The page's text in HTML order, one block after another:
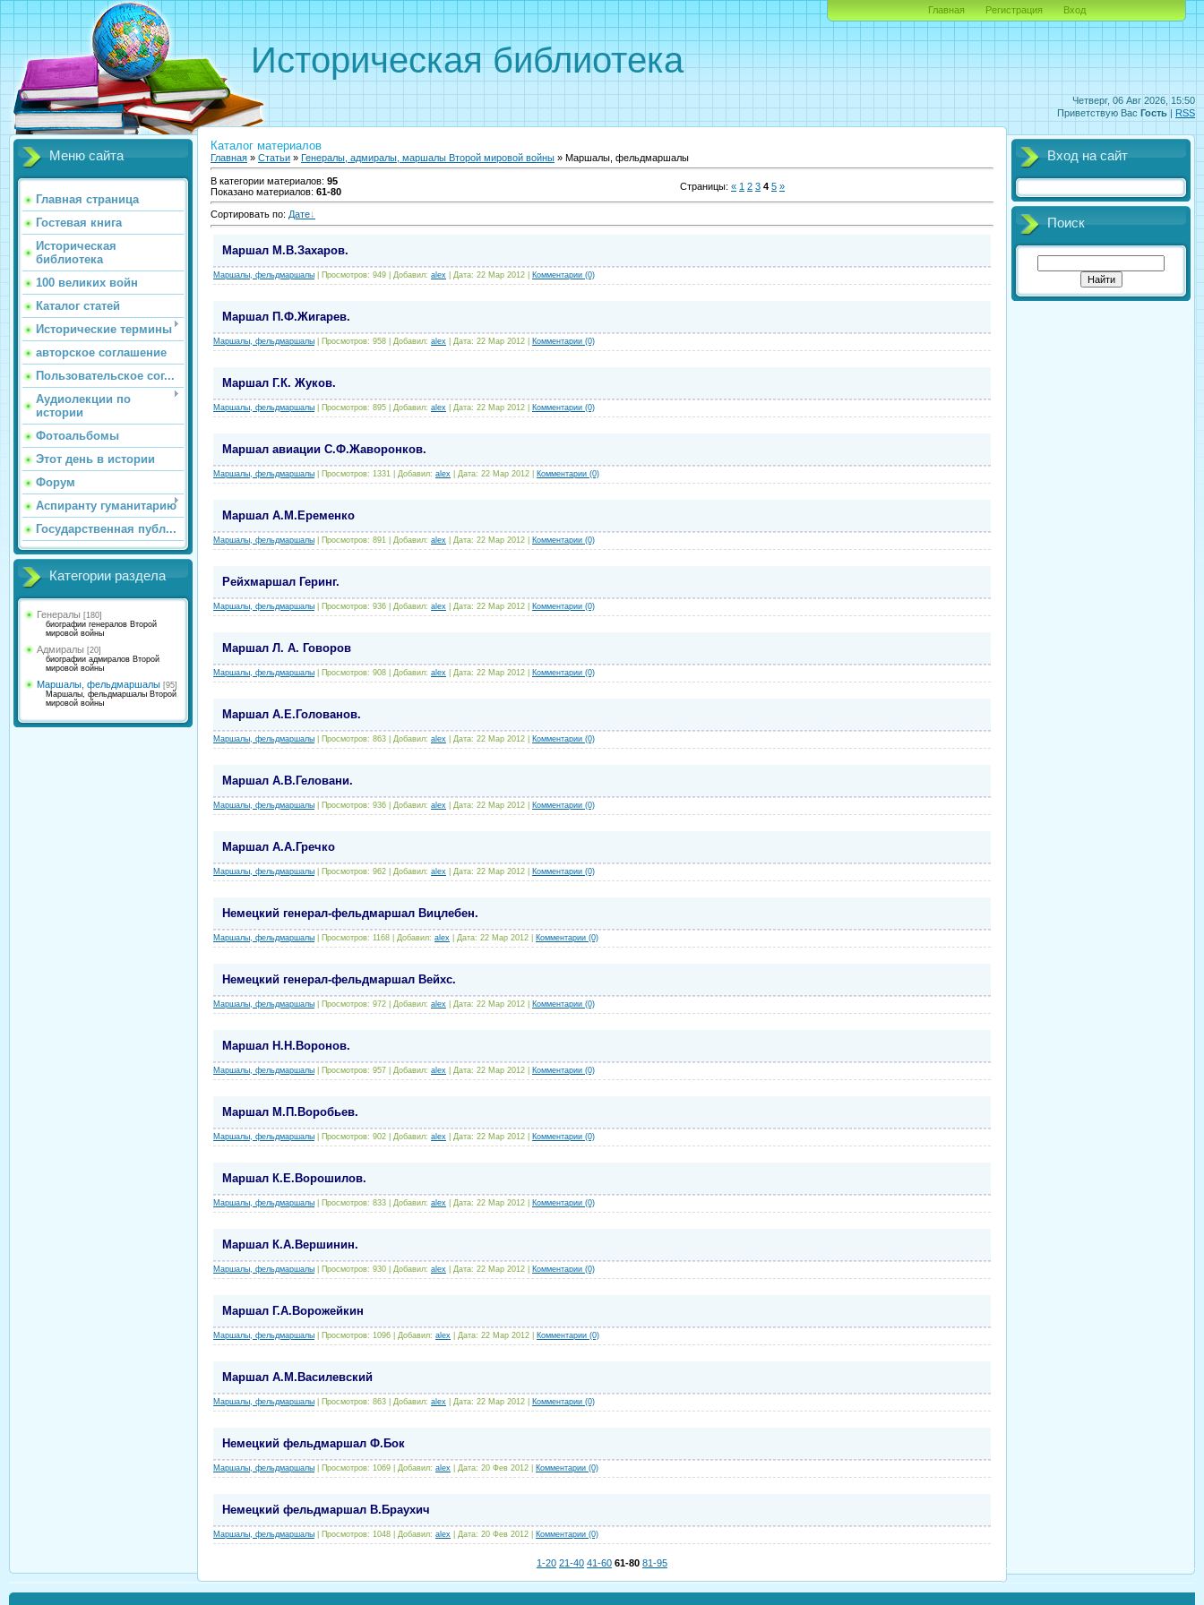
Четверг, 06 Авг 2026, 15:50
Приветствую Вас Гость | RSS
Историческая библиотека
Главная Регистрация Вход
Меню сайта
Главная страница
Гостевая книга
Историческая
библиотека
100 великих войн
Каталог статей
Исторические термины
авторское соглашение
Пользовательское сог...
Аудиолекции по
истории
Фотоальбомы
Этот день в истории
Форум
Аспиранту гуманитарию
Государственная публ...
Категории раздела
Генералы [180]
биографии генералов Второй
мировой войны
Адмиралы [20]
биографии адмиралов Второй
мировой войны
Маршалы, фельдмаршалы [95]
Маршалы, фельдмаршалы Второй
мировой войны
Каталог материалов
Главная » Статьи » Генералы, адмиралы, маршалы Второй мировой войны » Маршалы, фельдмаршалы
В категории материалов: 95
Показано материалов: 61-80 Страницы: « 1 2 3 4 5 »
Сортировать по: Дате
Маршал М.В.Захаров.
Маршалы, фельдмаршалы Просмотров: 949 Добавил: alex Дата: 22 Мар 2012 Комментарии (0)
Маршал П.Ф.Жигарев.
Маршалы, фельдмаршалы Просмотров: 958 Добавил: alex Дата: 22 Мар 2012 Комментарии (0)
Маршал Г.К. Жуков.
Маршалы, фельдмаршалы Просмотров: 895 Добавил: alex Дата: 22 Мар 2012 Комментарии (0)
Маршал авиации С.Ф.Жаворонков.
Маршалы, фельдмаршалы Просмотров: 1331 Добавил: alex Дата: 22 Мар 2012 Комментарии (0)
Маршал А.М.Еременко
Маршалы, фельдмаршалы Просмотров: 891 Добавил: alex Дата: 22 Мар 2012 Комментарии (0)
Рейхмаршал Геринг.
Маршалы, фельдмаршалы Просмотров: 936 Добавил: alex Дата: 22 Мар 2012 Комментарии (0)
Маршал Л. А. Говоров
Маршалы, фельдмаршалы Просмотров: 908 Добавил: alex Дата: 22 Мар 2012 Комментарии (0)
Маршал А.Е.Голованов.
Маршалы, фельдмаршалы Просмотров: 863 Добавил: alex Дата: 22 Мар 2012 Комментарии (0)
Маршал А.В.Геловани.
Маршалы, фельдмаршалы Просмотров: 936 Добавил: alex Дата: 22 Мар 2012 Комментарии (0)
Маршал А.А.Гречко
Маршалы, фельдмаршалы Просмотров: 962 Добавил: alex Дата: 22 Мар 2012 Комментарии (0)
Немецкий генерал-фельдмаршал Вицлебен.
Маршалы, фельдмаршалы Просмотров: 1168 Добавил: alex Дата: 22 Мар 2012 Комментарии (0)
Немецкий генерал-фельдмаршал Вейхс.
Маршалы, фельдмаршалы Просмотров: 972 Добавил: alex Дата: 22 Мар 2012 Комментарии (0)
Маршал Н.Н.Воронов.
Маршалы, фельдмаршалы Просмотров: 957 Добавил: alex Дата: 22 Мар 2012 Комментарии (0)
Маршал М.П.Воробьев.
Маршалы, фельдмаршалы Просмотров: 902 Добавил: alex Дата: 22 Мар 2012 Комментарии (0)
Маршал К.Е.Ворошилов.
Маршалы, фельдмаршалы Просмотров: 833 Добавил: alex Дата: 22 Мар 2012 Комментарии (0)
Маршал К.А.Вершинин.
Маршалы, фельдмаршалы Просмотров: 930 Добавил: alex Дата: 22 Мар 2012 Комментарии (0)
Маршал Г.А.Ворожейкин
Маршалы, фельдмаршалы Просмотров: 1096 Добавил: alex Дата: 22 Мар 2012 Комментарии (0)
Маршал А.М.Василевский
Маршалы, фельдмаршалы Просмотров: 863 Добавил: alex Дата: 22 Мар 2012 Комментарии (0)
Немецкий фельдмаршал Ф.Бок
Маршалы, фельдмаршалы Просмотров: 1069 Добавил: alex Дата: 20 Фев 2012 Комментарии (0)
Немецкий фельдмаршал В.Браухич
Маршалы, фельдмаршалы Просмотров: 1048 Добавил: alex Дата: 20 Фев 2012 Комментарии (0)
1-20 21-40 41-60 61-80 81-95
Вход на сайт
Поиск